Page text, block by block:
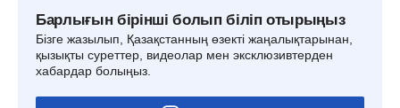
Барлығын бірінші болып біліп отырыңыз
Бізге жазылып, Қазақстанның өзекті жаңалықтарынан,
қызықты суреттер, видеолар мен эксклюзивтерден
хабардар болыңыз.